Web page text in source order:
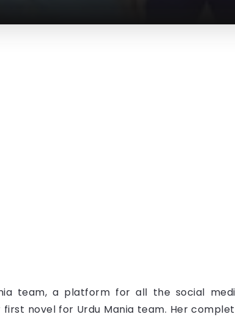
team, a platform for all the social
novel for Urdu Mania team. Her